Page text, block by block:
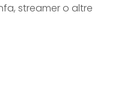
streamer o altre